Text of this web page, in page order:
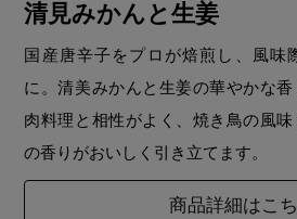
清見みかんと生姜
国産唐辛子をプロが焙煎し、風味
に。清美みかんと生姜の華やかな
肉料理と相性がよく、焼き鳥の風
の香りがおいしく引き立てます。
商品詳細はこ